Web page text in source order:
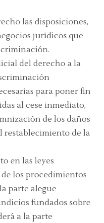
las disposiciones,
jurídicos que
del derecho a la
para poner fin
al cese inmediato,
de los daños
restablecimiento de la
en las leyes
los procedimientos
parte alegue
fundados sobre
a la parte